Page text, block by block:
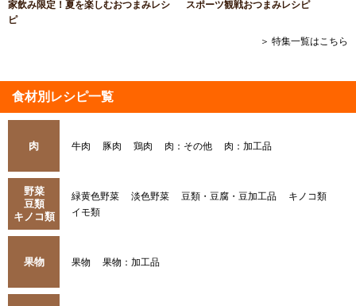
家飲み限定！夏を楽しむおつまみレシ
ピ
スポーツ観戦おつまみレシピ
＞ 特集一覧はこちら
食材別レシピ一覧
肉 牛肉 豚肉 鶏肉 肉：その他 肉：加工品
野菜
豆類
キノコ類
緑黄色野菜 淡色野菜 豆類・豆腐・豆加工品
キノコ類
イモ類
果物 果物 果物：加工品